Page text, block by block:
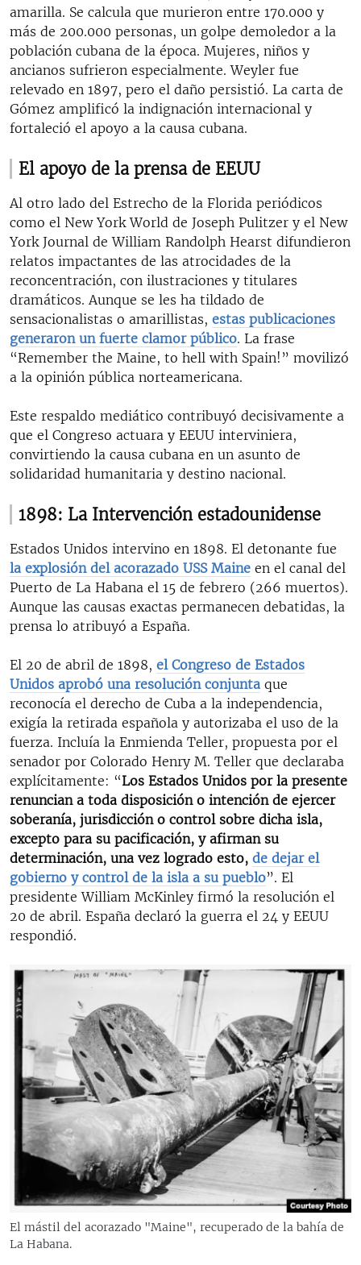
amarilla. Se calcula que murieron entre 170.000 y
más de 200.000 personas, un golpe demoledor a la
población cubana de la época. Mujeres, niños y
ancianos sufrieron especialmente. Weyler fue
relevado en 1897, pero el daño persistió. La carta de
Gómez amplificó la indignación internacional y
fortaleció el apoyo a la causa cubana.
El apoyo de la prensa de EEUU
Al otro lado del Estrecho de la Florida periódicos
como el New York World de Joseph Pulitzer y el New
York Journal de William Randolph Hearst difundieron
relatos impactantes de las atrocidades de la
reconcentración, con ilustraciones y titulares
dramáticos. Aunque se les ha tildado de
sensacionalistas o amarillistas, estas publicaciones
generaron un fuerte clamor público. La frase
“Remember the Maine, to hell with Spain!” movilizó
a la opinión pública norteamericana.
Este respaldo mediático contribuyó decisivamente a
que el Congreso actuara y EEUU interviniera,
convirtiendo la causa cubana en un asunto de
solidaridad humanitaria y destino nacional.
1898: La Intervención estadounidense
Estados Unidos intervino en 1898. El detonante fue
la explosión del acorazado USS Maine en el canal del
Puerto de La Habana el 15 de febrero (266 muertos).
Aunque las causas exactas permanecen debatidas, la
prensa lo atribuyó a España.
El 20 de abril de 1898, el Congreso de Estados
Unidos aprobó una resolución conjunta que
reconocía el derecho de Cuba a la independencia,
exigía la retirada española y autorizaba el uso de la
fuerza. Incluía la Enmienda Teller, propuesta por el
senador por Colorado Henry M. Teller que declaraba
explícitamente: “Los Estados Unidos por la presente
renuncian a toda disposición o intención de ejercer
soberanía, jurisdicción o control sobre dicha isla,
excepto para su pacificación, y afirman su
determinación, una vez logrado esto, de dejar el
gobierno y control de la isla a su pueblo”. El
presidente William McKinley firmó la resolución el
20 de abril. España declaró la guerra el 24 y EEUU
respondió.
El mástil del acorazado "Maine", recuperado de la bahía de
La Habana.